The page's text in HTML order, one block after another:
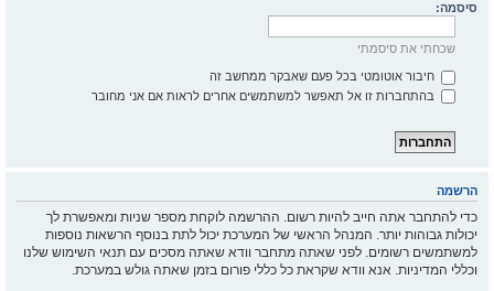
סיסמה:
שכחתי את סיסמתי
חיבור אוטומטי בכל פעם שאבקר ממחשב זה
בהתחברות זו אל תאפשר למשתמשים אחרים לראות אם אני מחובר
הרשמה
כדי להתחבר אתה חייב להיות רשום. ההרשמה לוקחת מספר שניות ומאפשרת לך
יכולות גבוהות יותר. המנהל הראשי של המערכת יכול לתת בנוסף הרשאות נוספות
למשתמשים רשומים. לפני שאתה מתחבר וודא שאתה מסכים עם תנאי השימוש שלנו
וכללי המדיניות. אנא וודא שקראת כל כללי פורום בזמן שאתה גולש במערכת.